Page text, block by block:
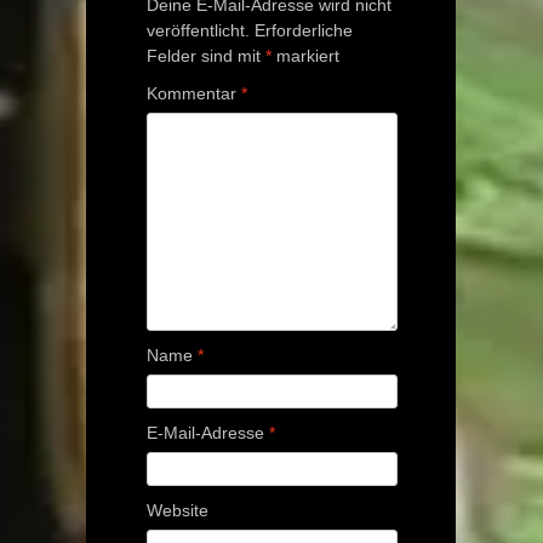
Deine E-Mail-Adresse wird nicht
veröffentlicht. Erforderliche
Felder sind mit * markiert
Kommentar *
Name *
E-Mail-Adresse *
Website